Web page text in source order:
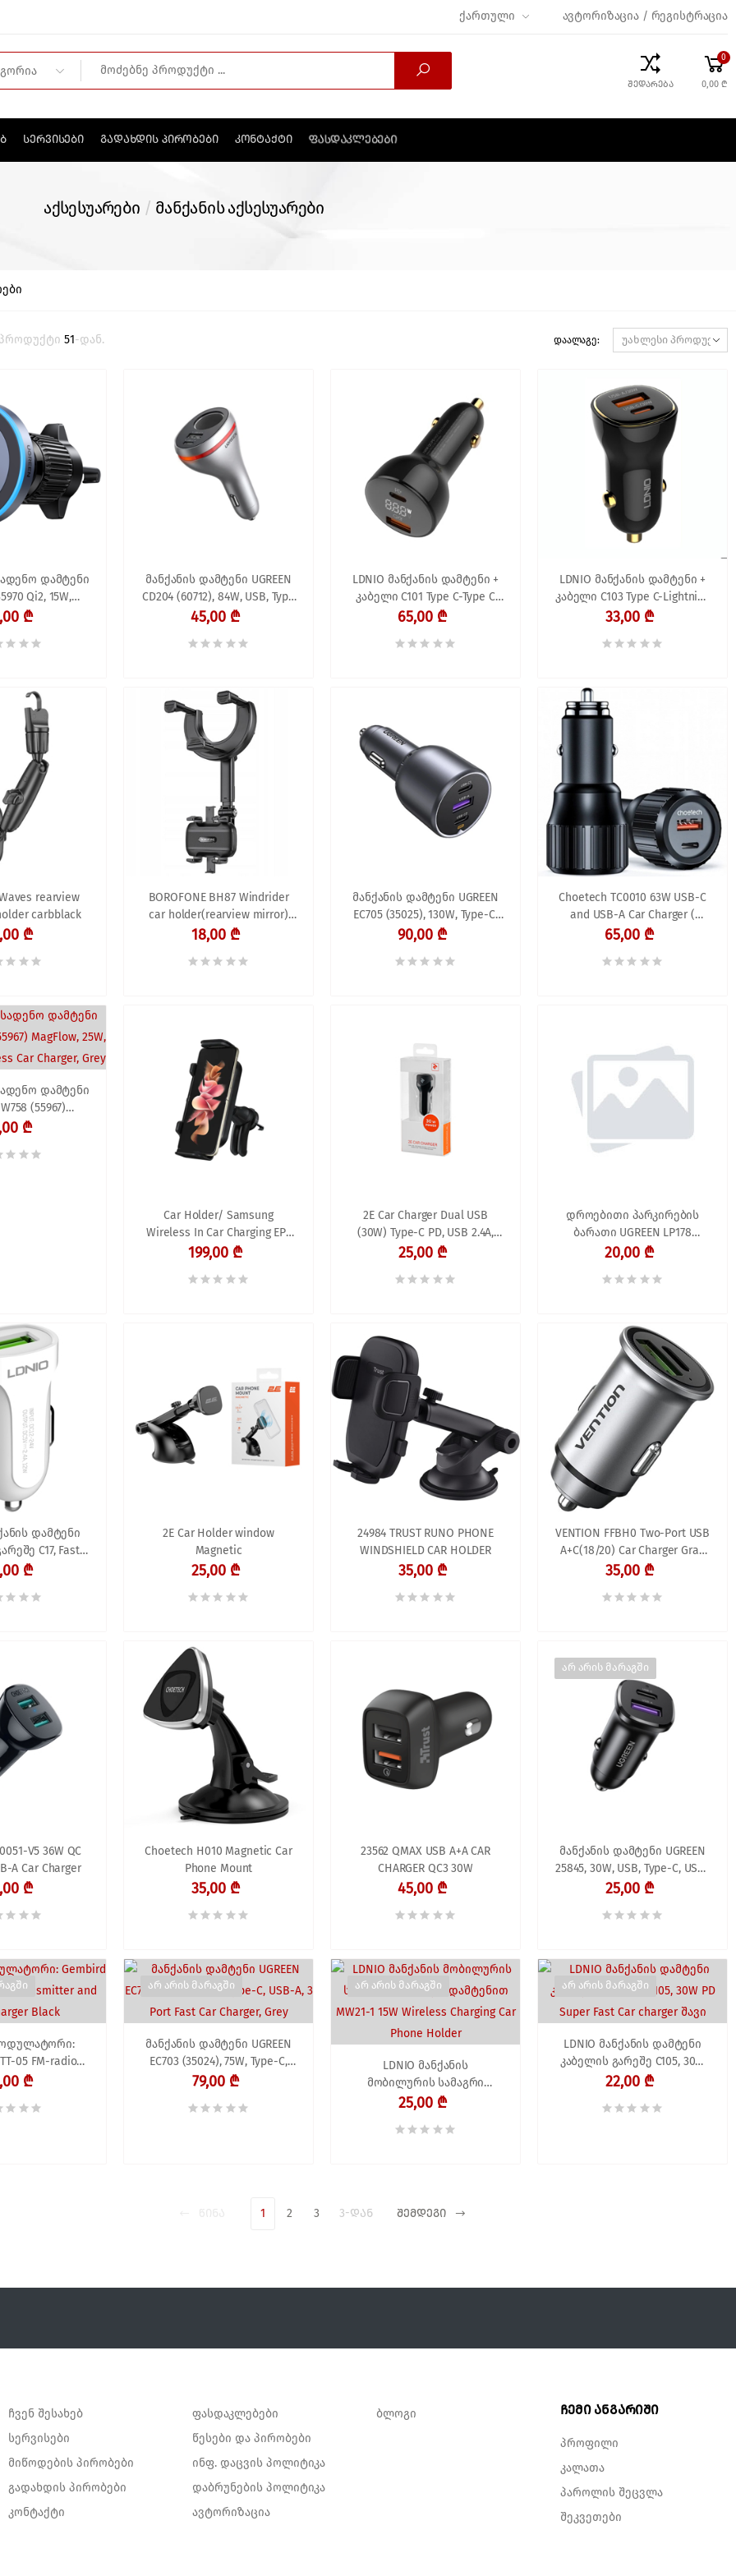
ქართული ავტორიზაცია / რეგისტრაცია
შედარება
0
0,00 ₾
ᲡᲔᲠᲕᲘᲡᲔᲑᲘ ᲒᲐᲓᲐᲮᲓᲘᲡ ᲞᲘᲠᲝᲑᲔᲑᲘ ᲙᲝᲜᲢᲐᲥᲢᲘ ᲤᲐᲡᲓᲐᲙᲚᲔᲑᲔᲑᲘ
აქსესუარები / მანქანის აქსესუარები
პროდუქტი 51 -დან. დაალაგე:
დამტენი
Qi2, 15W,
Mount Charger,
₾
მანქანის დამტენი UGREEN
CD204 (60712), 84W, USB, Type
C, Grey
45,00 ₾
LDNIO მანქანის დამტენი +
კაბელი C101 Type C-Type C
100W Dual USB Super Fast Car
65,00 ₾
LDNIO მანქანის დამტენი +
კაბელი C103 Type C-Lightning
60W Dual USB Super Fast Car
33,00 ₾
Waves rearview
carbblack
₾
BOROFONE BH87 Windrider
car holder(rearview mirror)
black
18,00 ₾
მანქანის დამტენი UGREEN
EC705 (35025), 130W, Type-C,
USB-A, 3-Port Fast Car
90,00 ₾
Choetech TC0010 63W USB-C
and USB-A Car Charger (
Laptop Charger )
65,00 ₾
დამტენი
W758 (55967)
Magnetic
₾
Car Holder/ Samsung
Wireless In Car Charging EP-
H5300CBRGRU
199,00 ₾
2E Car Charger Dual USB
(30W) Type-C PD, USB 2.4A,
black
25,00 ₾
დროებითი პარკირების
ბარათი UGREEN LP178
(60326) Temporary Parking
20,00 ₾
დამტენი
C17, Fast
12W With USB
₾
2E Car Holder window
Magnetic
25,00 ₾
24984 TRUST RUNO PHONE
WINDSHIELD CAR HOLDER
35,00 ₾
VENTION FFBH0 Two-Port USB
A+C(18/20) Car Charger Gray
Mini Style Aluminium Alloy
35,00 ₾
V5 36W QC
A Car Charger
₾
Choetech H010 Magnetic Car
Phone Mount
35,00 ₾
23562 QMAX USB A+A CAR
CHARGER QC3 30W
45,00 ₾
არ არის მარაგში
მანქანის დამტენი UGREEN
25845, 30W, USB, Type-C, USB-
C, Black
25,00 ₾
05 FM-radio
USB charger
₾
არ არის მარაგში
მანქანის დამტენი UGREEN
EC703 (35024), 75W, Type-C,
USB-A, 3 Port Fast Car Charger,
79,00 ₾
არ არის მარაგში
LDNIO მანქანის
მობილურის სამაგრი
უკაბელო დამტენით MW21-1
Phone Holder
25,00 ₾
არ არის მარაგში
LDNIO მანქანის დამტენი
კაბელის გარეშე C105, 30W
PD Super Fast Car charger
22,00 ₾
1 2 3 3-დან შემდეგი
ჩვენ შესახებ
სერვისები
მიწოდების პირობები
გადახდის პირობები
კონტაქტი
ფასდაკლებები
წესები და პირობები
ინფ. დაცვის პოლიტიკა
დაბრუნების პოლიტიკა
ავტორიზაცია
ბლოგი ჩემი ანგარიში
პროფილი
კალათა
პაროლის შეცვლა
შეკვეთები